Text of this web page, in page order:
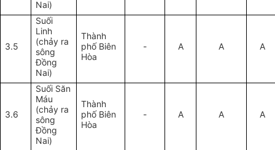
Nai)
3.5
Suối
Linh
(chảy ra
sông
Đồng
Nai)
Thành
phố Biên
Hòa
- A A A
3.6
Suối Săn
Máu
(chảy ra
sông
Đồng
Nai)
Thành
phố Biên
Hòa
- A A A